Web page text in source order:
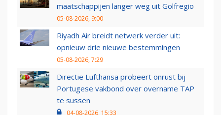
maatschappijen langer weg uit Golfregio
05-08-2026, 9:00
Riyadh Air breidt netwerk verder uit:
opnieuw drie nieuwe bestemmingen
05-08-2026, 7:29
Directie Lufthansa probeert onrust bij
Portugese vakbond over overname TAP
te sussen
04-08-2026, 15:33